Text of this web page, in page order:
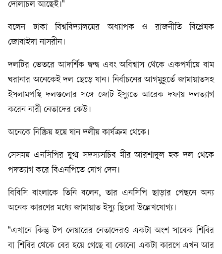
দোলাচল আছেই।"
বলেন ঢাকা বিশ্ববিদ্যালয়ের অধ্যাপক ও রাজনীতি বিশ্লেষক
জোবাইদা নাসরীন।
দলটির ভেতরে আদর্শিক দ্বন্দ্ব এবং অবিশ্বাস থেকে একপর্যায়ে বাম
ঘরানার অনেকেই দল ছেড়ে যান। নির্বাচনের আগমুহূর্তে জামায়াতসহ
ইসলামপন্থি দলগুলোর সঙ্গে জোট ইস্যুতে আরেক দফায় দলত্যাগ
করেন নারী নেতাদের কেউ।
অনেকে নিস্ক্রিয় হয়ে যান দলীয় কার্যক্রম থেকে।
সেসময় এনসিপির যুগ্ম সদস্যসচিব মীর আরশাদুল হক দল থেকে
পদত্যাগ করে বিএনপিতে যোগ দেন।
বিবিসি বাংলাকে তিনি বলেন, তার এনসিপি ছাড়ার পেছনে অন্য
অনেক কারণের মধ্যে জামায়াত ইস্যু ছিলো উল্লেখযোগ্য।
"এখানে কিন্তু টপ লেয়ারের নেতাদেরও একটা অংশ সাবেক শিবির
বা শিবির থেকে বের হয়ে গেছে বা কোনো একটা কারণে এখন আর